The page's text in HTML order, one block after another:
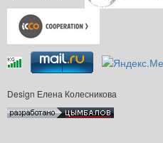
Design Елена Колесникова